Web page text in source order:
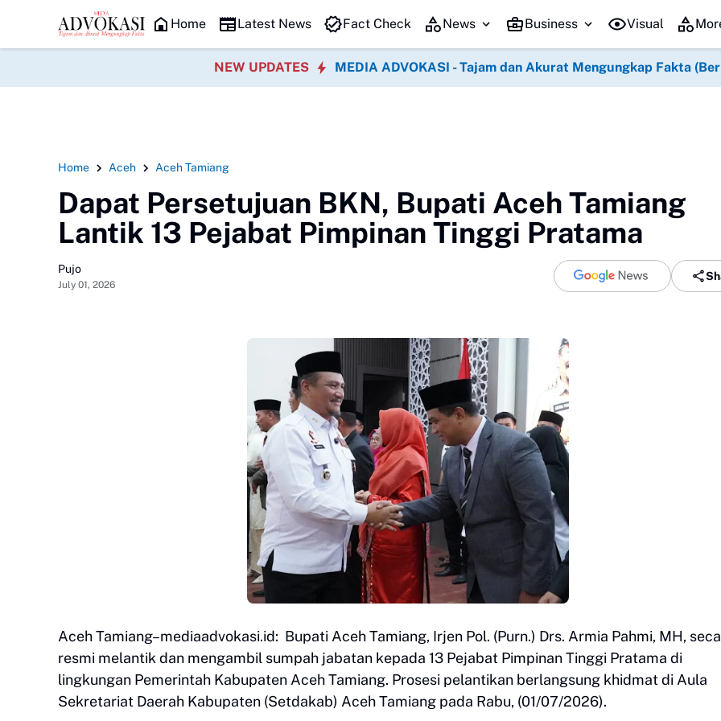
HEADLINE
Home Latest News Fact Check News Business Visual
NEW UPDATES MEDIA ADVOKASI - Tajam dan Akurat Mengungkap Fakta
Home Aceh Aceh Tamiang
Dapat Persetujuan BKN, Bupati Aceh Tamiang
Lantik 13 Pejabat Pimpinan Tinggi Pratama
Pujo
July 01, 2026
Aceh Tamiang–mediaadvokasi.id: Bupati Aceh Tamiang, Irjen Pol. (Purn.) Drs. Armia Pahmi, MH,
resmi melantik dan mengambil sumpah jabatan kepada 13 Pejabat Pimpinan Tinggi Pratama di
lingkungan Pemerintah Kabupaten Aceh Tamiang. Prosesi pelantikan berlangsung khidmat di Aula
Sekretariat Daerah Kabupaten (Setdakab) Aceh Tamiang pada Rabu, (01/07/2026).